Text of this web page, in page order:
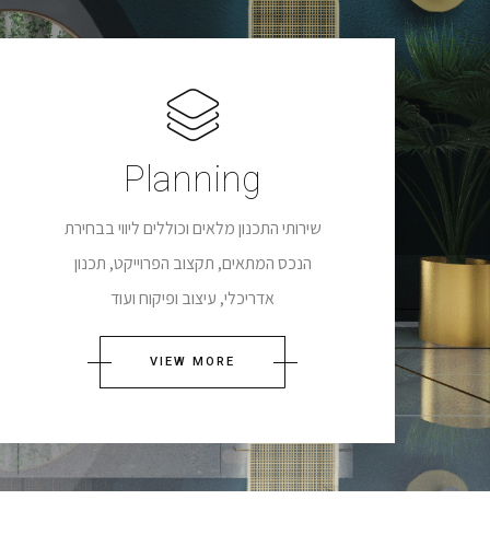
Planning
שירותי התכנון מלאים וכוללים ליווי בבחירת
הנכס המתאים, תקצוב הפרוייקט, תכנון
אדריכלי, עיצוב ופיקוח ועוד
VIEW MORE